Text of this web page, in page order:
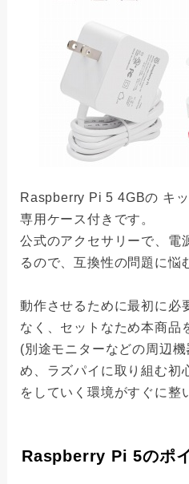
Raspberry Pi 5 4GBの キ
専用ケース付きです。
公式のアクセサリーで、電
るので、互換性の問題に悩
動作させるために最初に必
なく、セットなため本商品
(別途モニターなどの周辺
め、ラズパイに取り組む初
をしていく環境がすぐに整
Raspberry Pi 5のポ